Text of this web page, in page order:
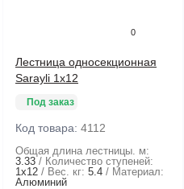
0
Лестница односекционная
Sarayli 1х12
Под заказ
Код товара: 4112
Общая длина лестницы. м:
3.33
Количество ступеней:
1х12
Вес. кг: 5.4
Материал:
Алюминий